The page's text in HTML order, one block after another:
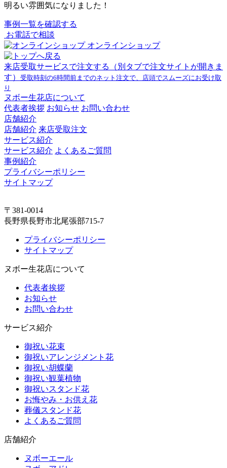
明るい雰囲気になりました！
事例一覧を確認する
お電話で相談
オンラインショップ
来店受取サービスで注文する
（別タブで注文サイトが開きま
す） 受取時刻の6時間前までのネット注文で、店頭でスムーズにお受け取
り
ヌボー生花店について
代表者挨拶 お知らせ お問い合わせ
店舗紹介
店舗紹介 来店受取注文
サービス紹介
サービス紹介 よくあるご質問
事例紹介
プライバシーポリシー
サイトマップ
〒381-0014
長野県長野市北尾張部715-7
プライバシーポリシー
サイトマップ
ヌボー生花店について
代表者挨拶
お知らせ
お問い合わせ
サービス紹介
御祝い花束
御祝いアレンジメント花
御祝い胡蝶蘭
御祝い観葉植物
御祝いスタンド花
お悔やみ・お供え花
葬儀スタンド花
よくあるご質問
店舗紹介
ヌボーエール